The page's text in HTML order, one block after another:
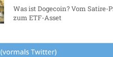
Was ist Dogecoin? Vom Satire-
zum ETF-Asset